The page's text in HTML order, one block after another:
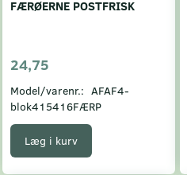
FÆRØERNE POSTFRISK
24,75
Model/varenr.: AFAF4-
blok415416FÆRP
Læg i kurv